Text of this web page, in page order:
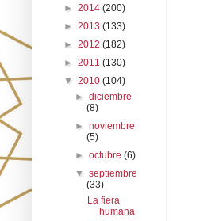
► 2014 (200)
► 2013 (133)
► 2012 (182)
► 2011 (130)
▼ 2010 (104)
►diciembre
(8)
►noviembre
(5)
►octubre(6)
▼septiembre
(33)
La fiera
humana